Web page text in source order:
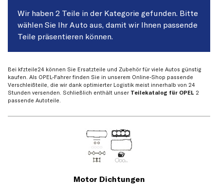
Wir haben 2 Teile in der Kategorie gefunden. Bitte
wählen Sie Ihr Auto aus, damit wir Ihnen passende
Teile präsentieren können.
Bei kfzteile24 können Sie Ersatzteile und Zubehör für viele Autos günstig
kaufen. Als OPEL-Fahrer finden Sie in unserem Online-Shop passende
Verschleißteile, die wir dank optimierter Logistik meist innerhalb von 24
Stunden versenden. Schließlich enthält unser Teilekatalog für OPEL 2
passende Autoteile.
Motor Dichtungen